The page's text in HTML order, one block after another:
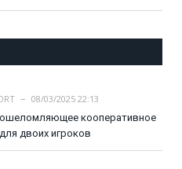
08/03/2025 22:13
ошеломляющее кооперативное
двоих игроков